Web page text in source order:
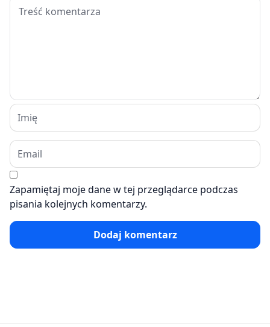
Zapamiętaj moje dane w tej przeglądarce podczas
pisania kolejnych komentarzy.
Dodaj komentarz